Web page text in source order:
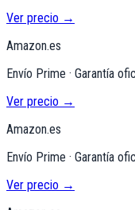
Ver precio →
Amazon.es
Envío Prime · Garantía
Ver precio →
Amazon.es
Envío Prime · Garantía
Ver precio →